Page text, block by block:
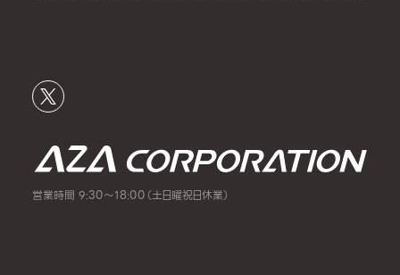
営業時間 9:30～18:00（土日曜祝日休業）